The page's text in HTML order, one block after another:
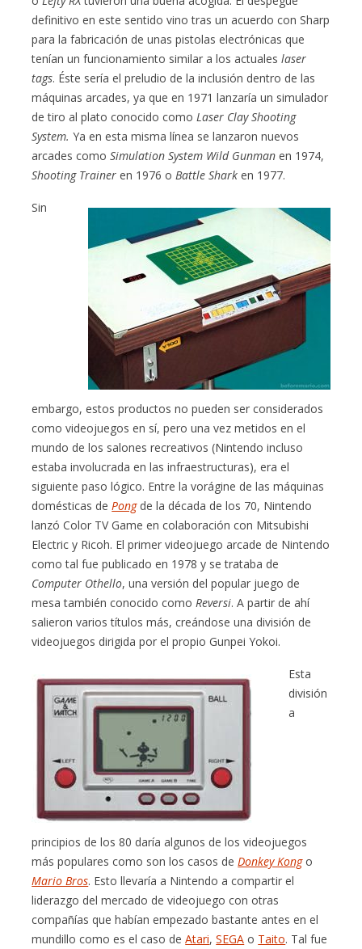
definitivo en este sentido vino tras un acuerdo con Sharp
para la fabricación de unas pistolas electrónicas que
tenían un funcionamiento similar a los actualeslaser
tags. Éste sería el preludio de la inclusión dentro de las
máquinas arcades, ya que en 1971 lanzaría un simulador
de tiro al plato conocido comoLaser Clay Shooting
System.Ya en esta misma línea se lanzaron nuevos
arcades comoSimulation System Wild Gunman en 1974,
Shooting Trainer en 1976 oBattle Shark en 1977.
Sin
embargo, estos productos no pueden ser considerados
como videojuegos en sí, pero una vez metidos en el
mundo de los salones recreativos (Nintendo incluso
estaba involucrada en las infraestructuras), era el
siguiente paso lógico. Entre la vorágine de las máquinas
domésticas dePongde la década de los 70, Nintendo
lanzó Color TV Game en colaboración con Mitsubishi
Electric y Ricoh. El primer videojuego arcade de Nintendo
como tal fue publicado en 1978 y se trataba de
Computer Othello, una versión del popular juego de
mesa también conocido comoReversi. A partir de ahí
salieron varios títulos más, creándose una división de
videojuegos dirigida por el propio Gunpei Yokoi.
Esta
división
a
principios de los 80 daría algunos de los videojuegos
más populares como son los casos deDonkey Kongo
Mario Bros. Esto llevaría a Nintendo a compartir el
liderazgo del mercado de videojuego con otras
compañías que habían empezado bastante antes en el
mundillo como es el caso deAtari,SEGA o Taito. Tal fue